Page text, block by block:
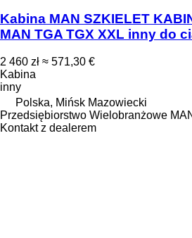
Kabina MAN SZKIELET
MAN TGA TGX XXL inny do
2 460 zł ≈ 571,30 €
Kabina
inny
Polska, Mińsk Mazowiecki
Przedsiębiorstwo Wielobranżowe
Kontakt z dealerem